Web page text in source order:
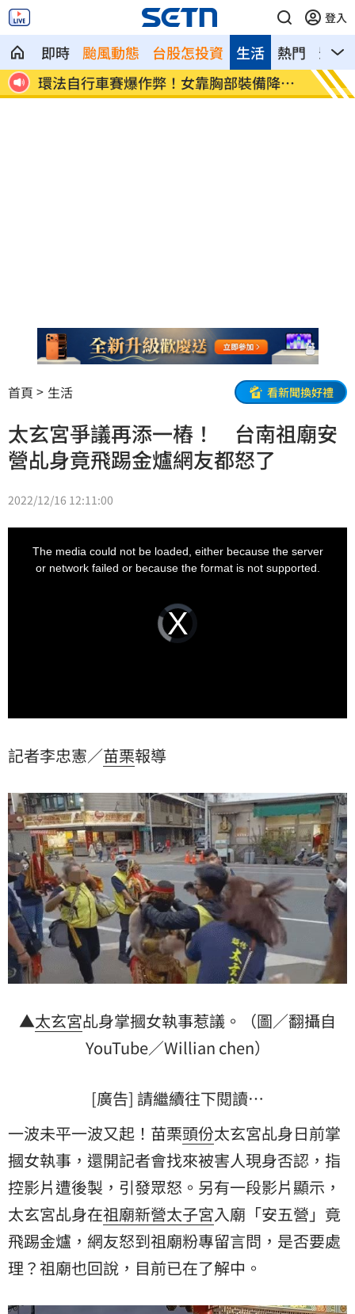
登入
即時 颱風動態 台股怎投資 熱門 影音
生活
他
環法自行車賽爆作弊！女靠胸部裝備降風
阻
學霸
首頁 生活 看新聞換好禮
太玄宮爭議再添一樁！ 台南祖廟安
營乩身竟飛踢金爐網友都怒了
2022/12/16 12:11:00
Video
Player
is
loading.
The media could not be loaded, either because the server
or network failed or because the format is not supported.
記者李忠憲／苗栗報導
▲太玄宮乩身掌摑女執事惹議。（圖／翻攝自
YouTube／Willian chen）
[廣告] 請繼續往下閱讀…
一波未平一波又起！苗栗頭份太玄宮乩身日前掌
摑女執事，還開記者會找來被害人現身否認，指
控影片遭後製，引發眾怒。另有一段影片顯示，
太玄宮乩身在祖廟新營太子宮入廟「安五營」竟
飛踢金爐，網友怒到祖廟粉專留言問，是否要處
理？祖廟也回說，目前已在了解中。